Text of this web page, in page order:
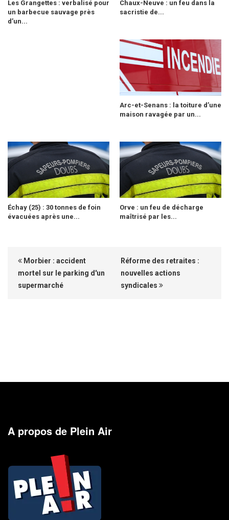
Les Grangettes : verbalisé pour
un barbecue sauvage près
d’un...
Chaux-Neuve : un feu dans la
sacristie de...
Arc-et-Senans : la toiture d’une
maison ravagée par un...
Échay (25) : 30 tonnes de foin
évacuées après une...
Orve : un feu de décharge
maîtrisé par les...
Morbier : accident
mortel sur le parking d'un
supermarché
Réforme des retraites :
nouvelles actions
syndicales
A propos de Plein Air